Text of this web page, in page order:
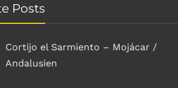
Posts
Cortijo el Sarmiento – Mojácar /
Andalusien